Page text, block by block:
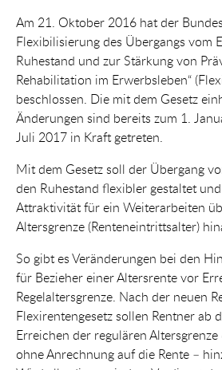
Am 21. Oktober 2016 hat der
Flexibilisierung des Übergangs vom
Ruhestand und zur Stärkung von
Rehabilitation im Erwerbsleben“
beschlossen. Die mit dem Gesetz
Änderungen sind bereits zum 1.
Juli 2017 in Kraft getreten.
Mit dem Gesetz soll der Übergang
den Ruhestand flexibler gestaltet
Attraktivität für ein Weiterarbeiten
Altersgrenze (Renteneintrittsalter)
So gibt es Veränderungen bei den
für Bezieher einer Altersrente vor
Regelaltersgrenze. Nach der neuen
Flexirentengesetz sollen Rentner ab
Erreichen der regulären
ohne Anrechnung auf die Rente –